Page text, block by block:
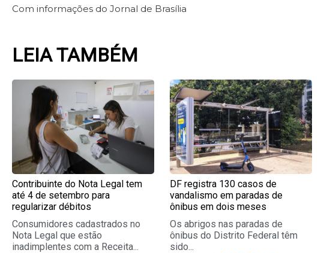
Com informações do Jornal de Brasília
LEIA TAMBÉM
Contribuinte do Nota Legal tem
até 4 de setembro para
regularizar débitos
Consumidores cadastrados no
Nota Legal que estão
inadimplentes com a Receita...
DF registra 130 casos de
vandalismo em paradas de
ônibus em dois meses
Os abrigos nas paradas de
ônibus do Distrito Federal têm
sido...
PagePagePagePagePage